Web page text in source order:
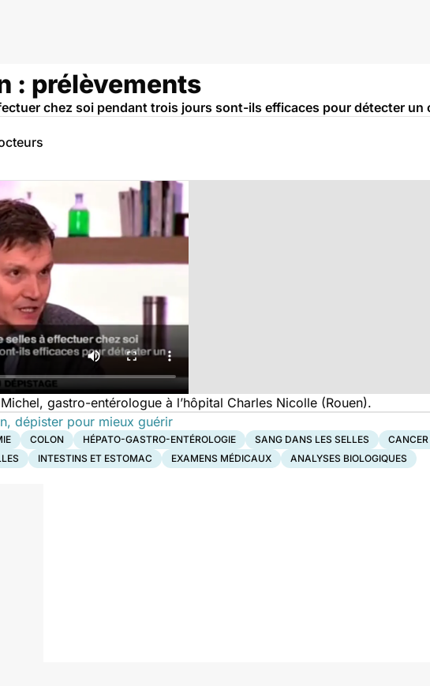
: prélèvements
chez soi pendant trois jours sont-ils efficaces pour détecter un
gastro-entérologue à l’hôpital Charles Nicolle (Rouen).
dépister pour mieux guérir
COLON HÉPATO-GASTRO-ENTÉROLOGIE SANG DANS LES SELLES
INTESTINS ET ESTOMAC EXAMENS MÉDICAUX ANALYSES BIOLOGIQUES